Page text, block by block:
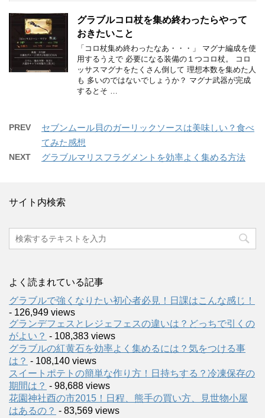
グラブルコロ杖を集め終わったらやって
おきたいこと
「コロ杖集め終わったなあ・・・」 マグナ編成を使
用するうえで 必要になる装備の１つコロ杖。 コロ
ッサスマグナをたくさん倒して 理想本数を集めた人
も 多いのではないでしょうか？ マグナ武器が完成
するとそ …
PREV
セブンムール貝のガーリックソースは美味しい？食べ
てみた感想
NEXT グラブルマリスフラグメントを効率よく集める方法
サイト内検索
よく読まれている記事
グラブルで強くなりたい初心者必見！日課はこんな感じ！
- 126,949 views
グランデフェスとレジェフェスの違いは？どっちで引くの
がよい？ - 108,383 views
グラブルの紅黄石を効率よく集めるには？気をつける事
は？ - 108,140 views
スイートポテトの簡単な作り方！日持ちする？冷凍保存の
期間は？ - 98,688 views
花園神社酉の市2015！日程、熊手の買い方、見世物小屋
はあるの？ - 83,569 views